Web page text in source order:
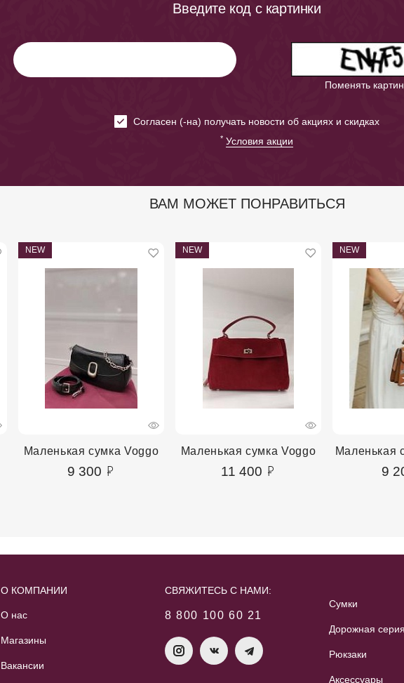
Введите код с картинки
Поменять
Cогласен (-на) получать новости об акциях и скидках
* Условия акции
ВАМ МОЖЕТ ПОНРАВИТЬСЯ
NEW
Маленькая сумка Voggo
9 300
NEW
Маленькая сумка Voggo
11 400
NEW
Маленькая
9
О КОМПАНИИ
О нас
Магазины
Вакансии
СВЯЖИТЕСЬ С НАМИ:
8 800 100 60 21
Сумки
Дорожная
Рюкзаки
Аксессуары